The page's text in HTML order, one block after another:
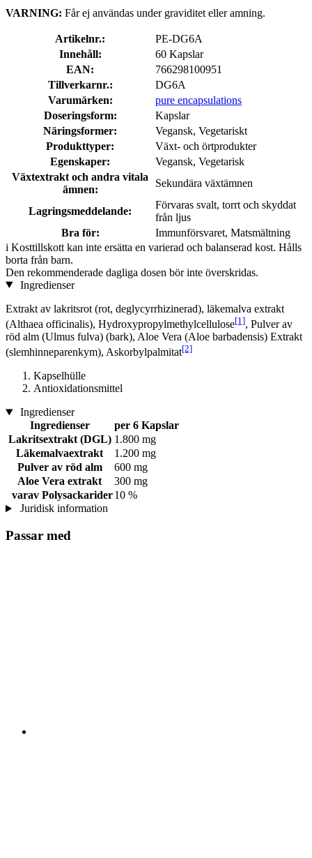
VARNING: Får ej användas under graviditet eller amning.
Artikelnr.:
PE-DG6A
Innehåll:
60 Kapslar
EAN:
766298100951
Tillverkarnr.:
DG6A
Varumärken:
pure encapsulations
Doseringsform:
Kapslar
Näringsformer:
Vegansk, Vegetariskt
Produkttyper:
Växt- och örtprodukter
Egenskaper:
Vegansk, Vegetarisk
Växtextrakt och andra vitala
ämnen:
Sekundära växtämnen
Lagringsmeddelande:
Förvaras svalt, torrt och skyddat
från ljus
Bra för:
Immunförsvaret, Matsmältning
i Kosttillskott kan inte ersätta en varierad och balanserad kost. Hålls
borta från barn.
Den rekommenderade dagliga dosen bör inte överskridas.
Ingredienser
Extrakt av lakritsrot (rot, deglycyrrhizinerad), läkemalva extrakt
(Althaea officinalis), Hydroxypropylmethylcellulose[1], Pulver av
röd alm (Ulmus fulva) (bark), Aloe Vera (Aloe barbadensis) Extrakt
(slemhinneparenkym), Askorbylpalmitat[2]
Kapselhülle
Antioxidationsmittel
Ingredienser
Ingredienser
per 6 Kapslar
Lakritsextrakt (DGL) 1.800 mg
Läkemalvaextrakt
1.200 mg
Pulver av röd alm
600 mg
Aloe Vera extrakt
300 mg
varav Polysackarider10 %
Juridisk information
Passar med